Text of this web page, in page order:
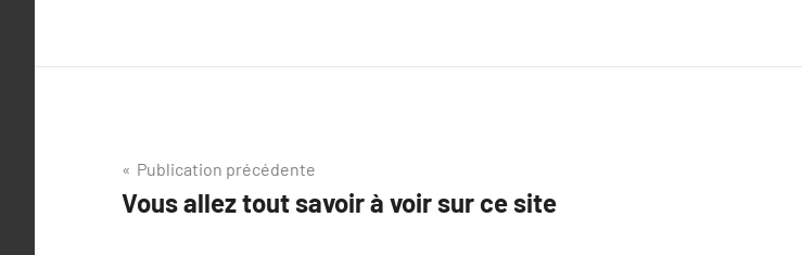
Navigation
de
Publication précédente
Vous allez tout savoir à voir sur ce site